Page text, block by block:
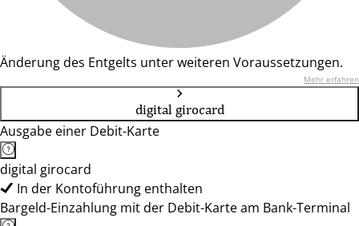
Änderung des Entgelts unter weiteren Voraussetzungen.
Mehr erfahren
digital girocard
Ausgabe einer Debit-Karte
digital girocard
In der Kontoführung enthalten
Bargeld-Einzahlung mit der Debit-Karte am Bank-Terminal